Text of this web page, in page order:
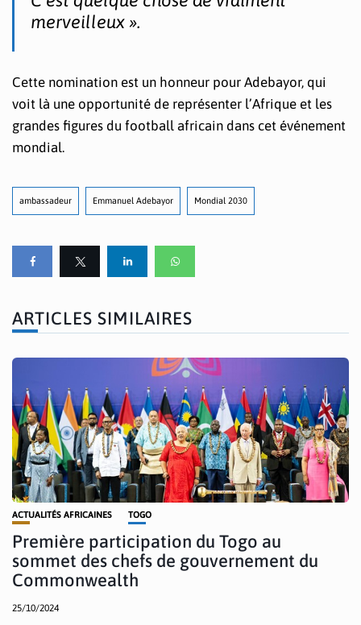
merveilleux ».
Cette nomination est un honneur pour Adebayor, qui
voit là une opportunité de représenter l’Afrique et les
grandes figures du football africain dans cet événement
mondial.
ambassadeur Emmanuel Adebayor Mondial 2030
ARTICLES SIMILAIRES
ACTUALITÉS AFRICAINES TOGO
Première participation du Togo au
sommet des chefs de gouvernement du
Commonwealth
25/10/2024